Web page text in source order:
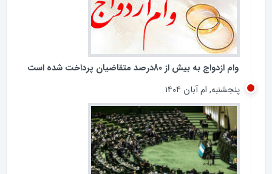
وام ازدواج به بیش از 80درصد متقاضیان پرداخت شده است
پنجشنبه, ام آبان ۱۴۰۴